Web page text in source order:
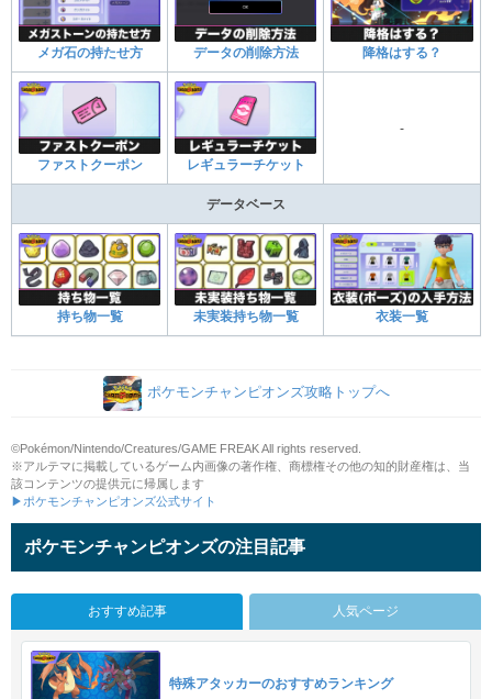
メガ石の持たせ方 データの削除方法 降格はする？
ファストクーポン レギュラーチケット
-
データベース
持ち物一覧 未実装持ち物一覧 衣装一覧
ポケモンチャンピオンズ攻略トップへ
©Pokémon/Nintendo/Creatures/GAME FREAK All rights reserved.
※アルテマに掲載しているゲーム内画像の著作権、商標権その他の知的財産権は、当
該コンテンツの提供元に帰属します
▶ポケモンチャンピオンズ公式サイト
ポケモンチャンピオンズの注目記事
おすすめ記事 人気ページ
特殊アタッカーのおすすめランキング